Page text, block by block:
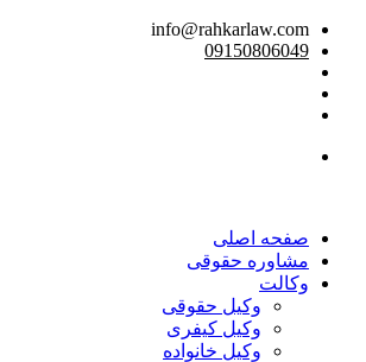
info@rahkarlaw.com
09150806049
صفحه اصلی
مشاوره حقوقی
وکالت
وکیل حقوقی
وکیل کیفری
وکیل خانواده